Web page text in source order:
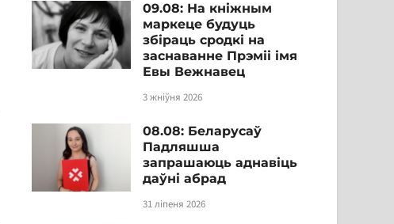
09.08: На кніжным
маркеце будуць
збіраць сродкі на
заснаванне Прэміі імя
Евы Вежнавец
3 жніўня 2026
08.08: Беларусаў
Падляшша
запрашаюць аднавіць
даўні абрад
31 ліпеня 2026